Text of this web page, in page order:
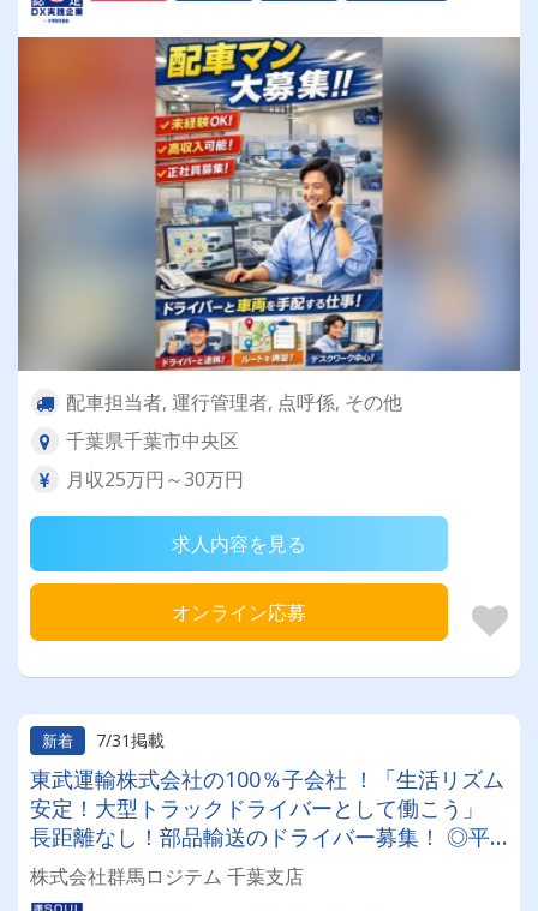
配車担当者, 運行管理者, 点呼係, その他
千葉県千葉市中央区
月収25万円～30万円
求人内容を見る
オンライン応募
新着 7/31掲載
東武運輸株式会社の100％子会社 ！「生活リズム
安定！大型トラックドライバーとして働こう」
長距離なし！部品輸送のドライバー募集！ ◎平
均月給36万円◎1週間から10日ほどの大型連休年
2回あり
株式会社群馬ロジテム 千葉支店